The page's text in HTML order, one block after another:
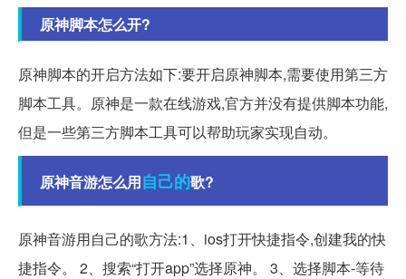
原神脚本怎么开?
原神脚本的开启方法如下:要开启原神脚本,需要使用第三方
脚本工具。原神是一款在线游戏,官方并没有提供脚本功能,
但是一些第三方脚本工具可以帮助玩家实现自动。
原神音游怎么用自己的歌?
原神音游用自己的歌方法:1、ios打开快捷指令,创建我的快
捷指令。 2、搜索“打开app”选择原神。 3、选择脚本-等待